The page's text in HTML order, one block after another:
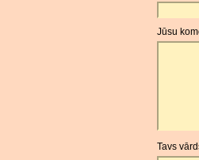
Jūsu
Tavs